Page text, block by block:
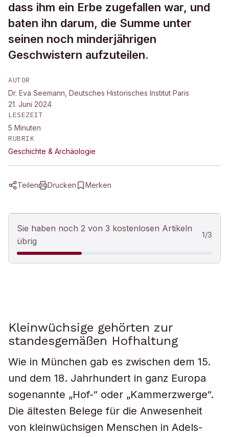
dass ihm ein Erbe zugefallen war, und
baten ihn darum, die Summe unter
seinen noch minderjährigen
Geschwistern aufzuteilen.
AUTOR
Dr. Eva Seemann, Deutsches Historisches Institut Paris
21. Juni 2024
LESEZEIT
5 Minuten
RUBRIK
Geschichte & Archäologie
Teilen Drucken Merken
Sie haben noch 2 von 3 kostenlosen Artikeln
übrig
1/3
Kleinwüchsige gehörten zur
standesgemäßen Hofhaltung
Wie in München gab es zwischen dem 15.
und dem 18. Jahrhundert in ganz Europa
sogenannte „Hof-“ oder „Kammerzwerge“.
Die ältesten Belege für die Anwesenheit
von kleinwüchsigen Menschen in Adels-